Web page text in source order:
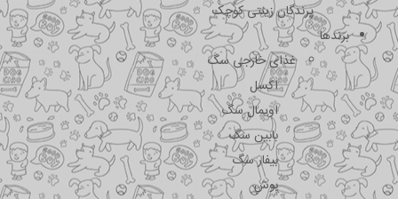
پرندگان زینتی کوچک
برندها
غذای خارجی سگ
اکسل
اویمال سگ
بابین سگ
بیفار سگ
بوش